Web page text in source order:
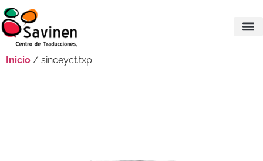
Inicio / sinceyct.txp